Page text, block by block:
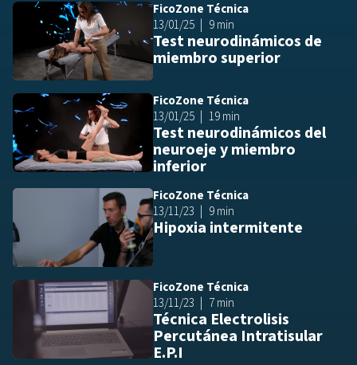
FicoZone Técnica
13/01/25
9 min
Test neurodinámicos de
miembro superior
FicoZone Técnica
13/01/25
19 min
Test neurodinámicos del
neuroeje y miembro
inferior
FicoZone Técnica
13/11/23
9 min
Hipoxia intermitente
FicoZone Técnica
13/11/23
7 min
Técnica Electrolisis
Percutánea Intratisular
E.P.I